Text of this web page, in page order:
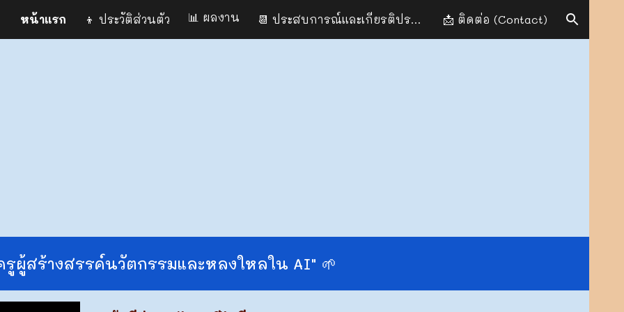
to main content Skip to navigation
หน้าแรก 👦 ประวัติส่วนตัว 📊 ผลงาน 📆 ประสบการณ์และเกียรติประวัติ (Experience & Achievements) 📩 ติดต่อ (Contact)
รูผู้สร้างสรรค์นวัตกรรมและหลงใหลใน AI" 🌱